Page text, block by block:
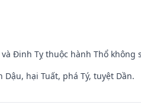
Đinh Tỵ thuộc hành Thổ không
hại Tuất, phá Tý, tuyệt Dần.